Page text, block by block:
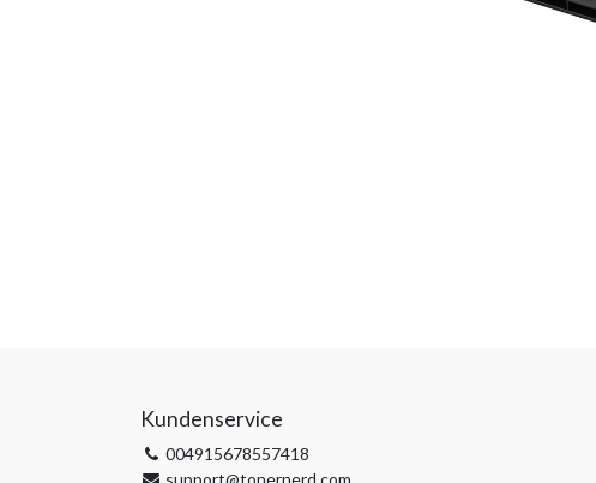
Kundenservice
004915678557418
support@tonernerd.com